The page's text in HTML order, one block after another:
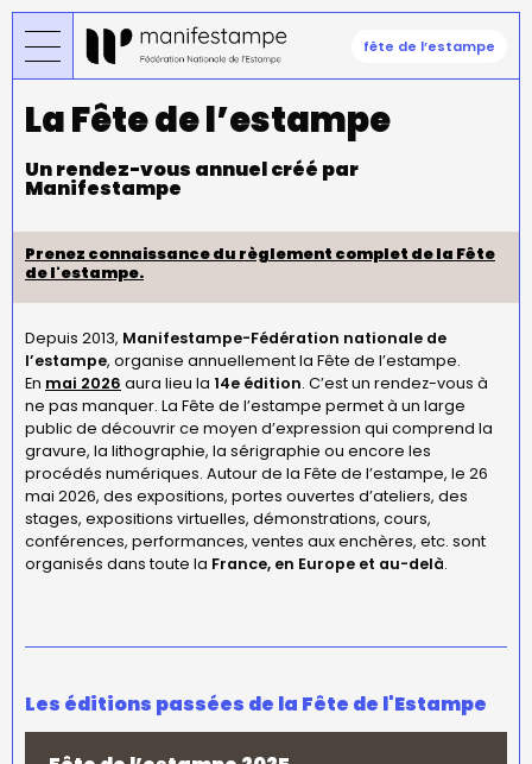
Aller
au
contenu
fête de l’estampe
La Fête de l’estampe
Un rendez-vous annuel créé par
Manifestampe
Depuis 2013, Manifestampe-Fédération nationale de
l’estampe, organise annuellement la Fête de l’estampe.
En mai 2026 aura lieu la 14e édition. C’est un rendez-vous à
ne pas manquer. La Fête de l’estampe permet à un large
public de découvrir ce moyen d’expression qui comprend la
gravure, la lithographie, la sérigraphie ou encore les
procédés numériques. Autour de la Fête de l’estampe, le 26
mai 2026, des expositions, portes ouvertes d’ateliers, des
stages, expositions virtuelles, démonstrations, cours,
conférences, performances, ventes aux enchères, etc. sont
organisés dans toute la France, en Europe et au-delà.
Prenez connaissance du règlement complet de la Fête
de l'estampe.
Les éditions passées de la Fête de l'Estampe